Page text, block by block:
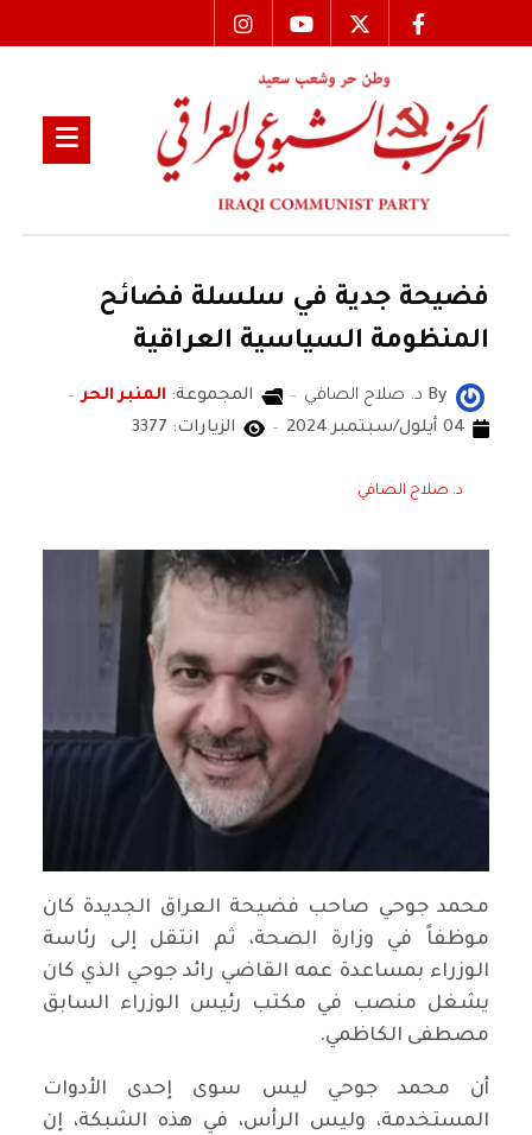
فضيحة جدية في سلسلة فضائح
المنظومة السياسية العراقية
By د. صلاح الصافي المجموعة: المنبر الحر
04 أيلول/سبتمبر 2024
الزيارات: 3377
د. صلاح الصافي
محمد جوحي صاحب فضيحة العراق الجديدة كان
موظفاً في وزارة الصحة، ثم انتقل إلى رئاسة
الوزراء بمساعدة عمه القاضي رائد جوحي الذي كان
يشغل منصب في مكتب رئيس الوزراء السابق
مصطفى الكاظمي.
أن محمد جوحي ليس سوى إحدى الأدوات
المستخدمة، وليس الرأس، في هذه الشبكة، إن